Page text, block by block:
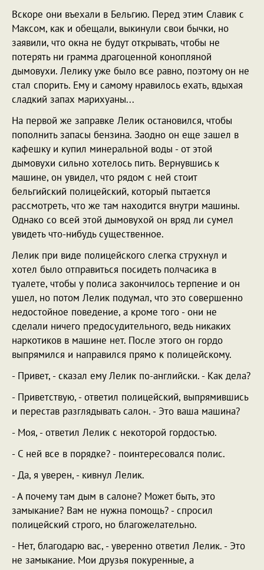
Вскоре они въехали в Бельгию. Перед этим Славик с
Максом, как и обещали, выкинули свои бычки, но
заявили, что окна не будут открывать, чтобы не
потерять ни грамма драгоценной конопляной
дымовухи. Лелику уже было все равно, поэтому он не
стал спорить. Ему и самому нравилось ехать, вдыхая
сладкий запах марихуаны...
На первой же заправке Лелик остановился, чтобы
пополнить запасы бензина. Заодно он еще зашел в
кафешку и купил минеральной воды - от этой
дымовухи сильно хотелось пить. Вернувшись к
машине, он увидел, что рядом с ней стоит
бельгийский полицейский, который пытается
рассмотреть, что же там находится внутри машины.
Однако со всей этой дымовухой он вряд ли сумел
увидеть что-нибудь существенное.
Лелик при виде полицейского слегка струхнул и
хотел было отправиться посидеть полчасика в
туалете, чтобы у полиса закончилось терпение и он
ушел, но потом Лелик подумал, что это совершенно
недостойное поведение, а кроме того - они не
сделали ничего предосудительного, ведь никаких
наркотиков в машине нет. После этого он гордо
выпрямился и направился прямо к полицейскому.
- Привет, - сказал ему Лелик по-английски. - Как дела?
- Приветствую, - ответил полицейский, выпрямившись
и перестав разглядывать салон. - Это ваша машина?
- Моя, - ответил Лелик с некоторой гордостью.
- С ней все в порядке? - поинтересовался полис.
- Да, я уверен, - кивнул Лелик.
- А почему там дым в салоне? Может быть, это
замыкание? Вам не нужна помощь? - спросил
полицейский строго, но благожелательно.
- Нет, благодарю вас, - уверенно ответил Лелик. - Это
не замыкание. Мои друзья покуренные, а